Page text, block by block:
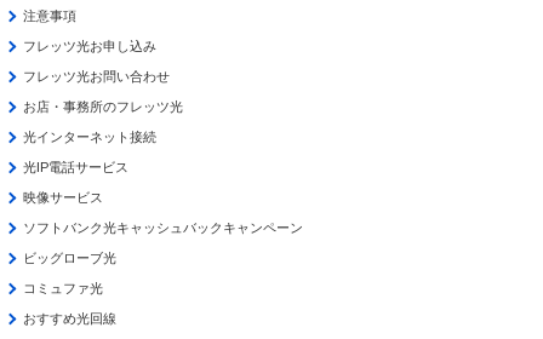
注意事項
フレッツ光お申し込み
フレッツ光お問い合わせ
お店・事務所のフレッツ光
光インターネット接続
光IP電話サービス
映像サービス
ソフトバンク光キャッシュバックキャンペーン
ビッグローブ光
コミュファ光
おすすめ光回線